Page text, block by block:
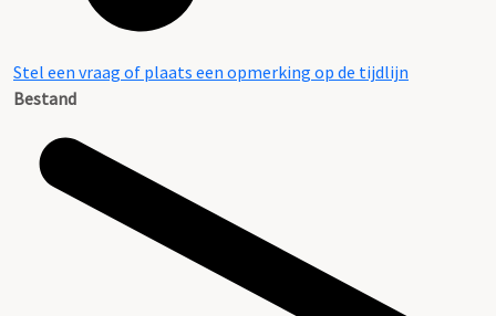
Stel een vraag of plaats een opmerking op de tijdlijn
Bestand